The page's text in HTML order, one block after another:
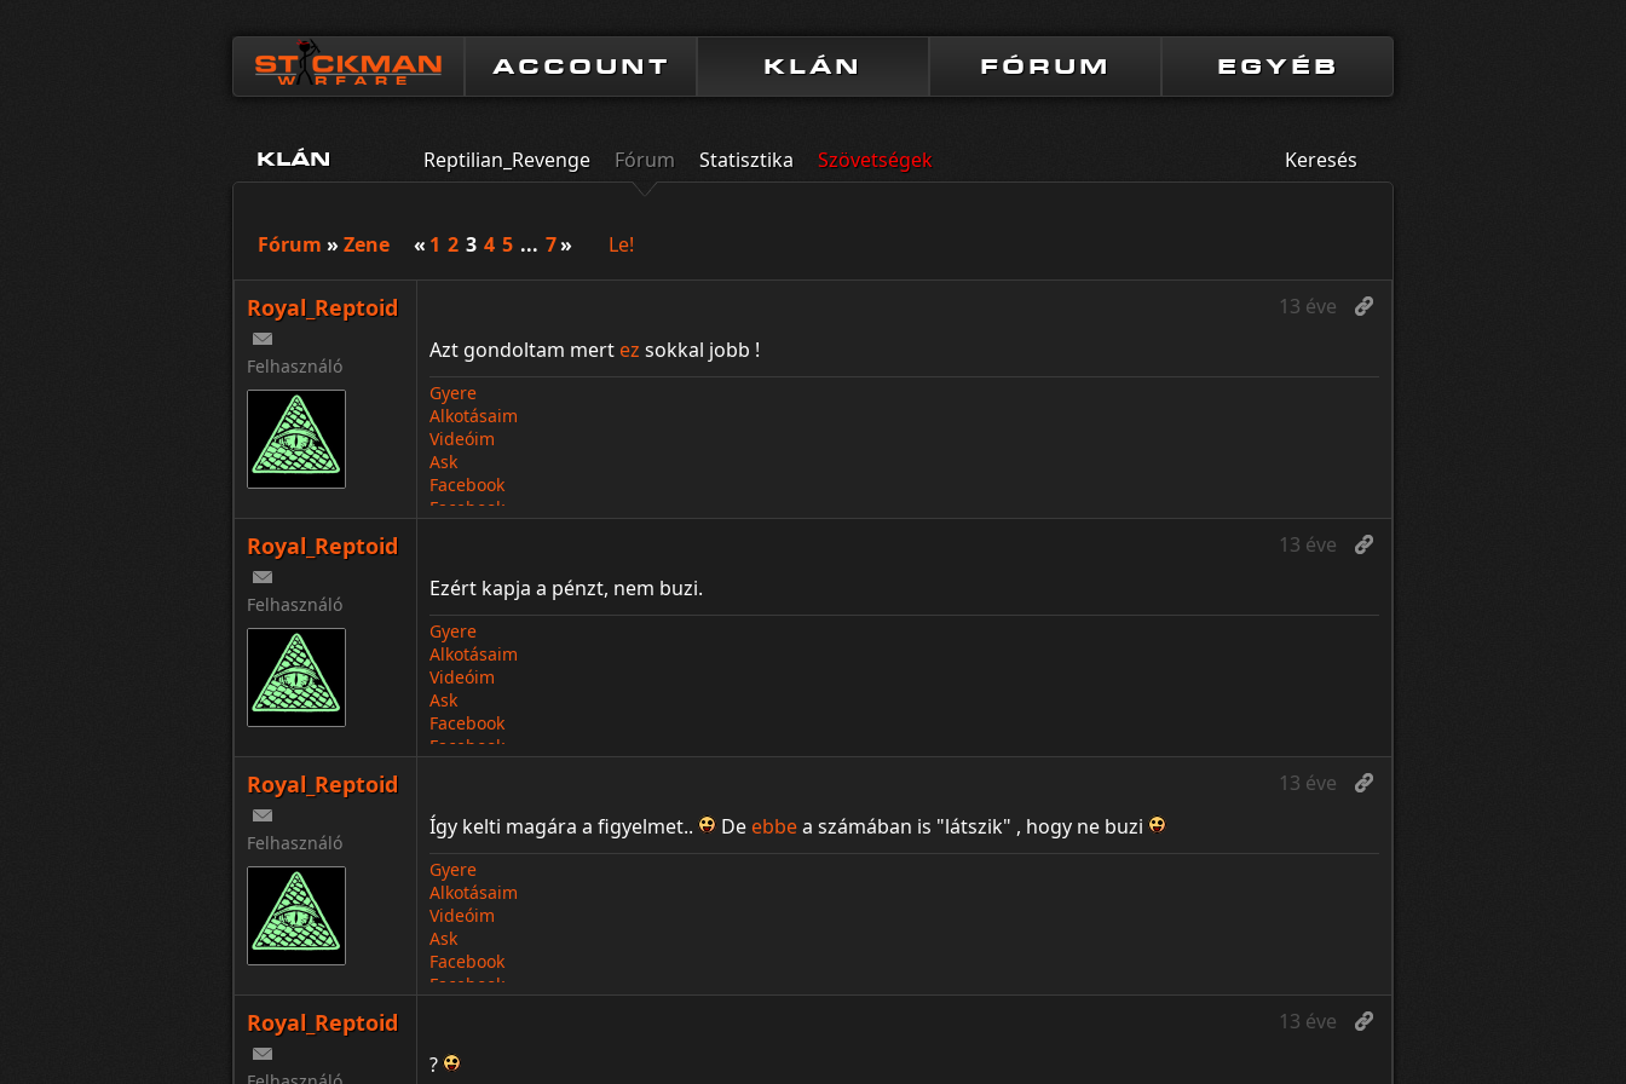
ACCOUNT KLÁN FÓRUM EGYÉB
KLÁN Reptilian_Revenge Fórum Statisztika Szövetségek Keresés
Fórum » Zene « 1 2 3 4 5 ... 7» Le!
Royal_Reptoid
Felhasználó
13 éve
Azt gondoltam mert ez sokkal jobb !
Gyere
Alkotásaim
Videóim
Ask
Facebook
Facebook
Royal_Reptoid
Felhasználó
13 éve
Ezért kapja a pénzt, nem buzi.
Gyere
Alkotásaim
Videóim
Ask
Facebook
Facebook
Royal_Reptoid
Felhasználó
13 éve
Így kelti magára a figyelmet..
De ebbea számában is "látszik" , hogy ne buzi
Gyere
Alkotásaim
Videóim
Ask
Facebook
Facebook
Royal_Reptoid
13 éve
?